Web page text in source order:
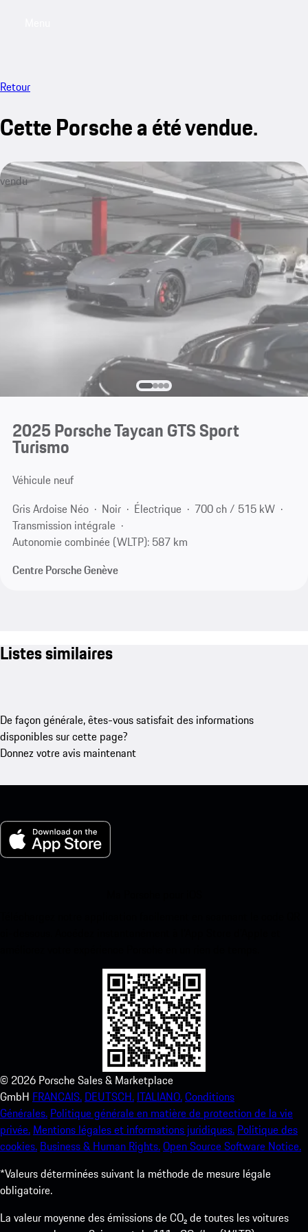
Retour
Cette Porsche a été vendue.
vendu
2025 Porsche Taycan GTS Sport
Turismo
Véhicule neuf
Gris Ardoise Néo
Noir Électrique
700 ch / 515 kW
Transmission intégrale
Autonomie combinée (WLTP): 587 km
Centre Porsche Genève
Listes similaires
De façon générale, êtes-vous satisfait des informations
disponibles sur cette page?
Donnez votre avis maintenant
© 2026 Porsche Sales & Marketplace
GmbH FRANCAIS. DEUTSCH. ITALIANO.Conditions
Générales. Politique générale en matière de protection de la vie
privée. Mentions légales et informations juridiques. Politique des
cookies. Business & Human Rights.Open Source Software Notice.
*Valeurs déterminées suivant la méthode de mesure légale
obligatoire.
La valeur moyenne des émissions de CO₂ de toutes les voitures